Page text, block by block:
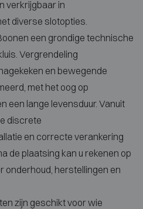
verkrijgbaar in
diverse slotopties.
een grondige technische
Vergrendeling
en bewegende
met het oog op
een lange levensduur. Vanuit
discrete
en correcteverankering
de plaatsing kan u rekenen op
onderhoud, herstellingen en
zijn geschikt voor wie